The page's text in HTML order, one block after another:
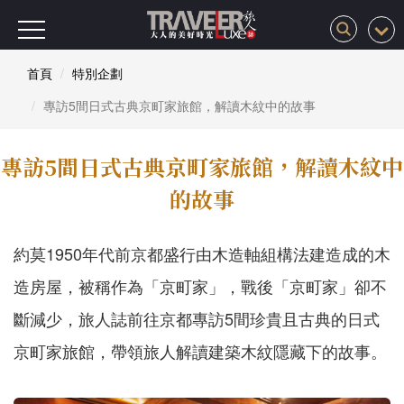
首頁
特別企劃
專訪5間日式古典京町家旅館，解讀木紋中的故事
專訪5間日式古典京町家旅館，解讀木紋中
的故事
約莫1950年代前京都盛行由木造軸組構法建造成的木
造房屋，被稱作為「京町家」，戰後「京町家」卻不
斷減少，旅人誌前往京都專訪5間珍貴且古典的日式
京町家旅館，帶領旅人解讀建築木紋隱藏下的故事。